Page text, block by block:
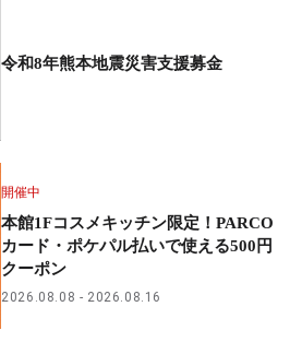
令和8年熊本地震災害支援募金
開催中
本館1Fコスメキッチン限定！PARCO
カード・ポケパル払いで使える500円
クーポン
2026.08.08 2026.08.16